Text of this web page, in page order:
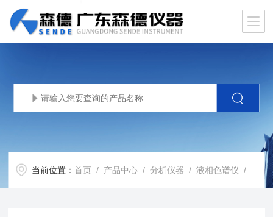
当前位置：首页 / 产品中心 /分析仪器 /液相色谱仪 / Method Scouting System液相色谱仪 方法开发系统